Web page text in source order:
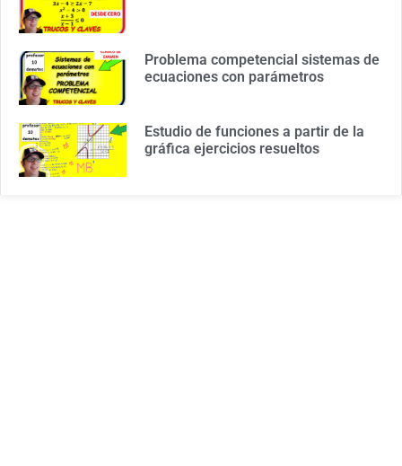
Problema competencial sistemas de
ecuaciones con parámetros
Estudio de funciones a partir de la
gráfica ejercicios resueltos